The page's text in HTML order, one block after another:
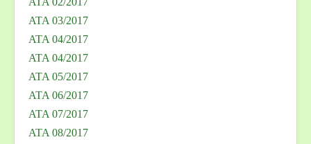
ATA 03/2017
ATA 04/2017
ATA 04/2017
ATA 05/2017
ATA 06/2017
ATA 07/2017
ATA 08/2017